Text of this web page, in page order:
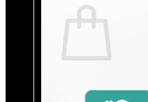
Quay trở lại cửa hàng